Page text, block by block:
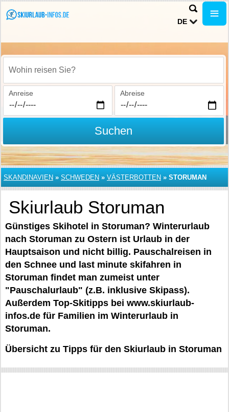
DE
Wohin reisen Sie?
Anreise Abreise
Suchen
SKANDINAVIEN » SCHWEDEN » VÄSTERBOTTEN » STORUMAN
Skiurlaub Storuman
Günstiges Skihotel in Storuman? Winterurlaub
nach Storuman zu Ostern ist Urlaub in der
Hauptsaison und nicht billig. Pauschalreisen in
den Schnee und last minute skifahren in
Storuman findet man zumeist unter
"Pauschalurlaub" (z.B. inklusive Skipass).
Außerdem Top-Skitipps bei www.skiurlaub-
infos.de für Familien im Winterurlaub in
Storuman.
Übersicht zu Tipps für den Skiurlaub in Storuman